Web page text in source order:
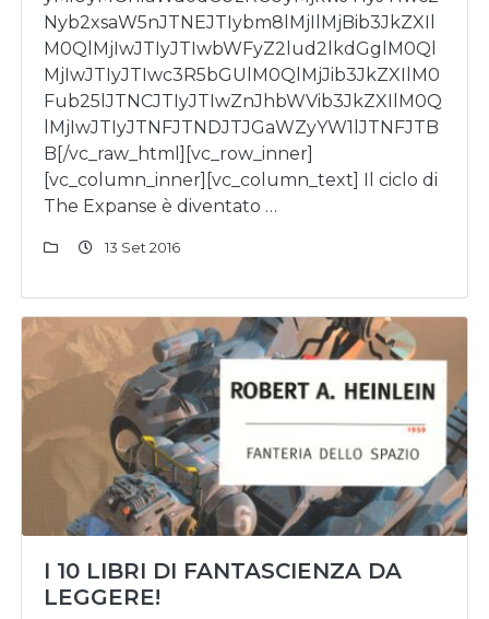
Nyb2xsaW5nJTNEJTIybm8lMjIlMjBib3JkZXIl
M0QlMjIwJTIyJTIwbWFyZ2lud2lkdGglM0Ql
MjIwJTIyJTIwc3R5bGUlM0QlMjJib3JkZXIlM0
Fub25lJTNCJTIyJTIwZnJhbWVib3JkZXIlM0Q
lMjIwJTIyJTNFJTNDJTJGaWZyYW1lJTNFJTB
B[/vc_raw_html][vc_row_inner]
[vc_column_inner][vc_column_text] Il ciclo di
The Expanse è diventato …
13 Set 2016
I 10 LIBRI DI FANTASCIENZA DA
LEGGERE!